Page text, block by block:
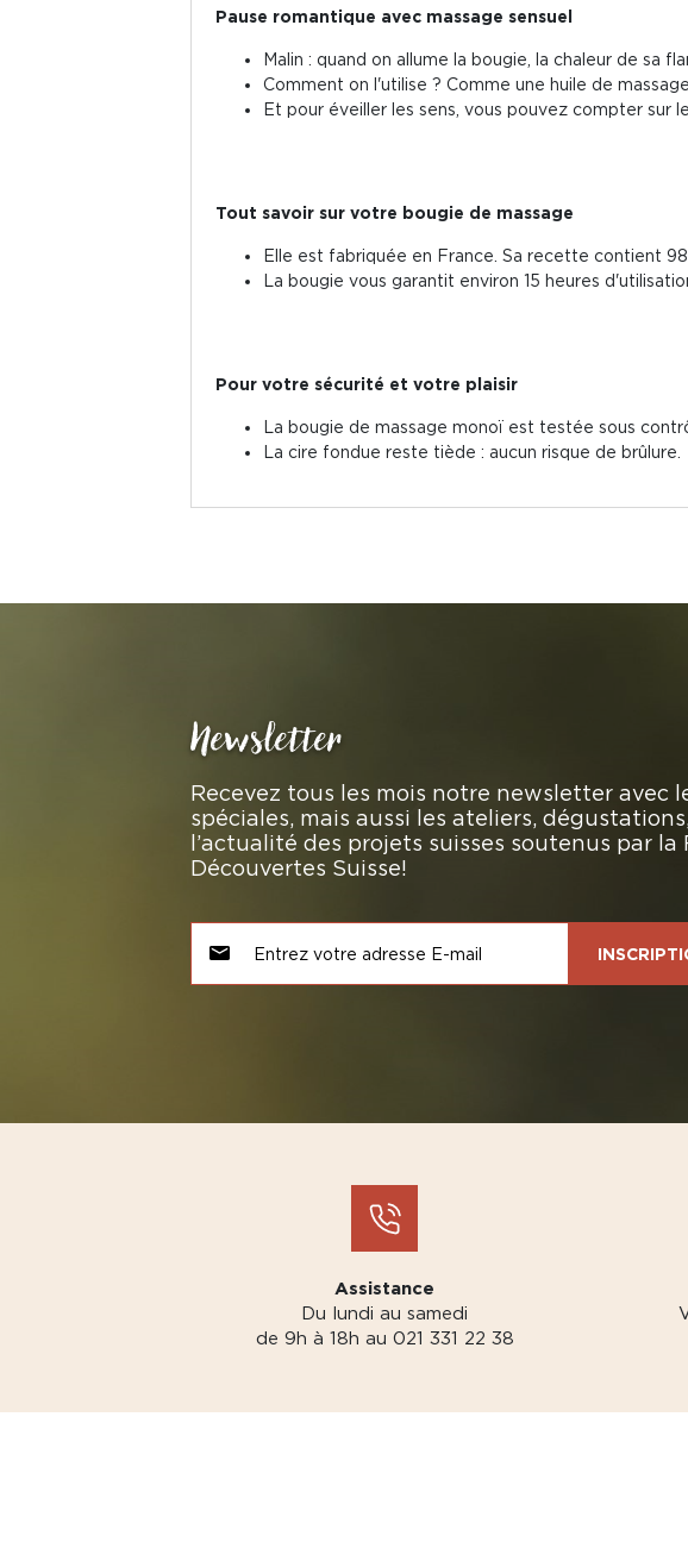
Pause romantique avec massage sensuel
Malin : quand on allume la bougie, la chaleur de sa
Comment on l'utilise ? Comme une huile de
Et pour éveiller les sens, vous pouvez compter sur
Tout savoir sur votre bougie de massage
Elle est fabriquée en France. Sa recette contient
La bougie vous garantit environ 15 heures
Pour votre sécurité et votre plaisir
La bougie de massage monoï est testée sous
La cire fondue reste tiède : aucun risque de brûlure.
Newsletter
Recevez tous les mois notre newsletter avec
spéciales, mais aussi les ateliers,
l’actualité des projets suisses soutenus par
Découvertes Suisse!
Assistance
Du lundi au samedi
de 9h à 18h au 021 331 22 38